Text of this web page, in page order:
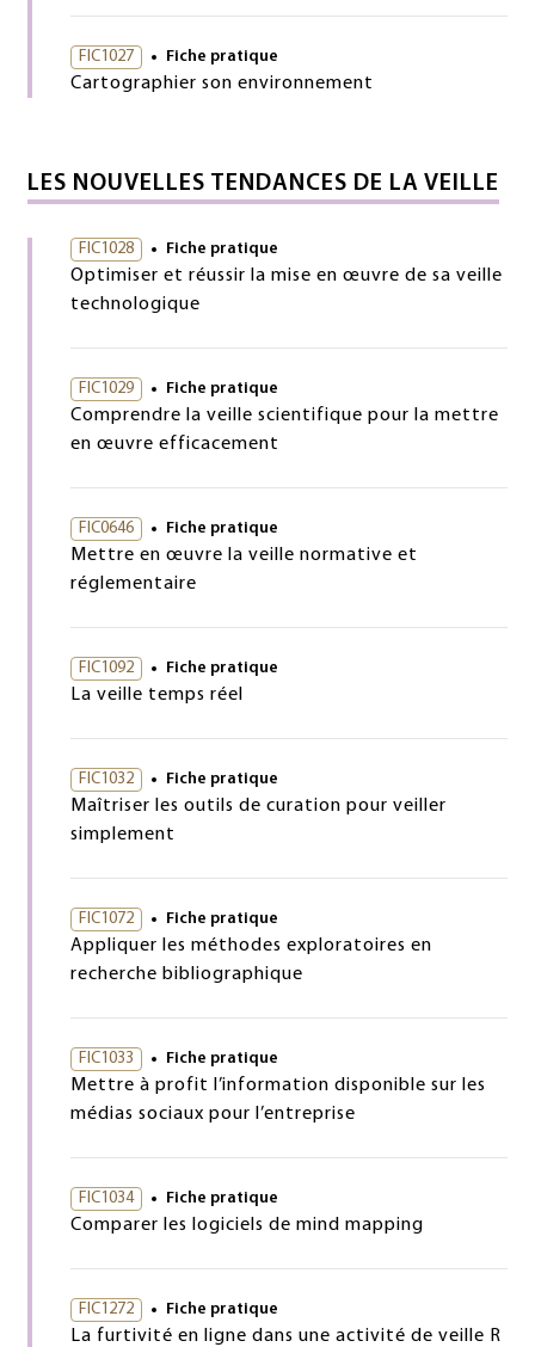
FIC1027 Fiche pratique
Cartographier son environnement
LES NOUVELLES TENDANCES DE LA VEILLE
FIC1028 Fiche pratique
Optimiser et réussir la mise en œuvre de sa veille
technologique
FIC1029 Fiche pratique
Comprendre la veille scientifique pour la mettre
en œuvre efficacement
FIC0646 Fiche pratique
Mettre en œuvre la veille normative et
réglementaire
FIC1092 Fiche pratique
La veille temps réel
FIC1032 Fiche pratique
Maîtriser les outils de curation pour veiller
simplement
FIC1072 Fiche pratique
Appliquer les méthodes exploratoires en
recherche bibliographique
FIC1033 Fiche pratique
Mettre à profit l’information disponible sur les
médias sociaux pour l’entreprise
FIC1034 Fiche pratique
Comparer les logiciels de mind mapping
FIC1272 Fiche pratique
La furtivité en ligne dans une activité de veille R